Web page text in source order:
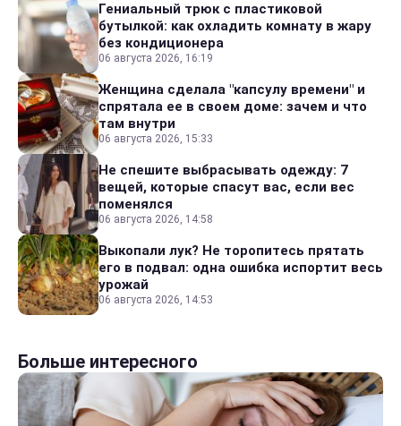
Гениальный трюк с пластиковой
бутылкой: как охладить комнату в жару
без кондиционера
06 августа 2026, 16:19
Женщина сделала "капсулу времени" и
спрятала ее в своем доме: зачем и что
там внутри
06 августа 2026, 15:33
Не спешите выбрасывать одежду: 7
вещей, которые спасут вас, если вес
поменялся
06 августа 2026, 14:58
Выкопали лук? Не торопитесь прятать
его в подвал: одна ошибка испортит весь
урожай
06 августа 2026, 14:53
Больше интересного